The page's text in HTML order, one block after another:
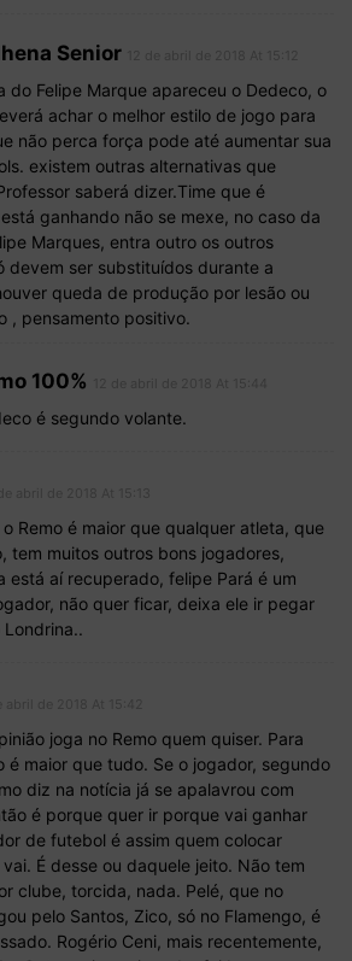
Senior
do Felipe Marque apareceu o Dedeco, o
achar o melhor estilo de jogo para
não perca força pode até aumentar sua
existem outras alternativas que
saberá dizer.Time que é
ganhando não se mexe, no caso da
Marques, entra outro os outros
devem ser substituídos durante a
queda de produção por lesão ou
, pensamento positivo.
100%
é segundo volante.
o Remo é maior que qualquer atleta, que
tem muitos outros bons jogadores,
está aí recuperado, felipe Pará é um
não quer ficar, deixa ele ir pegar
joga no Remo quem quiser. Para
é maior que tudo. Se o jogador, segundo
diz na notícia já se apalavrou com
é porque quer ir porque vai ganhar
de futebol é assim quem colocar
É desse ou daquele jeito. Não tem
clube, torcida, nada. Pelé, que no
pelo Santos, Zico, só no Flamengo, é
Rogério Ceni, mais recentemente,